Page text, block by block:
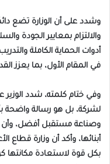
وشدد على أن الوزارة تضع
والالتزام بمعايير الجودة
أدوات الحماية الكاملة
في المقام الأول، بما يعزز
وفي ختام كلمته، شدد
لشركة، بل هو رسالة واضحة
وصناعة مستقبل أفضل، وأن
أبنائها، وأكد أن وزارة
بكل قوة لاستعادة مكانتها